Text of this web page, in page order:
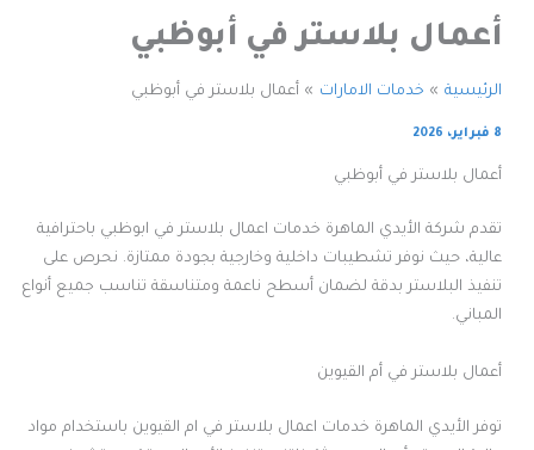
أعمال بلاستر في أبوظبي
الرئيسية خدمات الامارات أعمال بلاستر في أبوظبي
8 فبراير، 2026
أعمال بلاستر في أبوظبي
تقدم شركة الأيدي الماهرة خدمات اعمال بلاستر في ابوظبي باحترافية
عالية، حيث نوفر تشطيبات داخلية وخارجية بجودة ممتازة. نحرص على
تنفيذ البلاستر بدقة لضمان أسطح ناعمة ومتناسقة تناسب جميع أنواع
المباني.
أعمال بلاستر في أم القيوين
توفر الأيدي الماهرة خدمات اعمال بلاستر في ام القيوين باستخدام مواد